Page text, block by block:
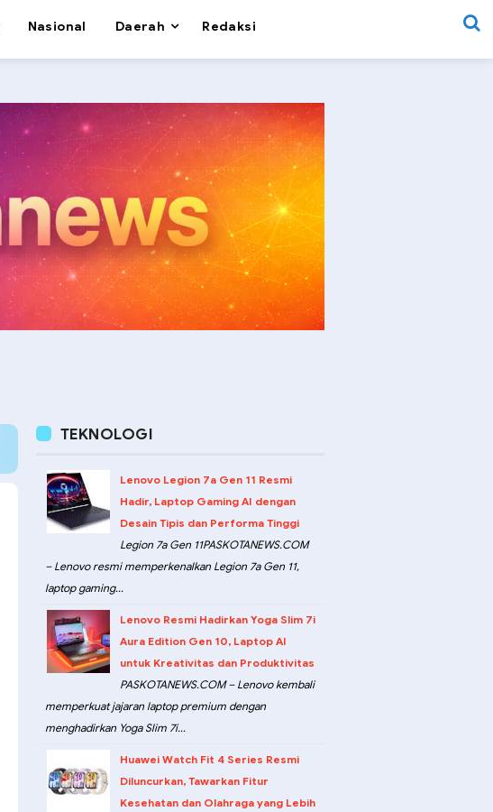
Nasional Daerah Redaksi
TEKNOLOGI
Lenovo Legion 7a Gen 11 Resmi
Hadir, Laptop Gaming AI dengan
Desain Tipis dan Performa Tinggi
Legion 7a Gen 11PASKOTANEWS.COM
– Lenovo resmi memperkenalkan Legion 7a Gen 11,
laptop gaming...
Lenovo Resmi Hadirkan Yoga Slim 7i
Aura Edition Gen 10, Laptop AI
untuk Kreativitas dan Produktivitas
PASKOTANEWS.COM – Lenovo kembali
memperkuat jajaran laptop premium dengan
menghadirkan Yoga Slim 7i...
Huawei Watch Fit 4 Series Resmi
Diluncurkan, Tawarkan Fitur
Kesehatan dan Olahraga yang Lebih